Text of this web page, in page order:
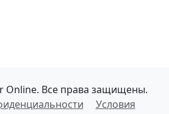
Online. Все права защищены.
Условия